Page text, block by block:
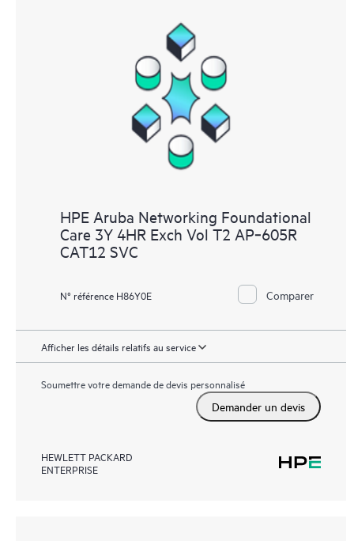
HPE Aruba Networking Foundational
Care 3Y 4HR Exch Vol T2 AP‑605R
CAT12 SVC
N° référence H86Y0E Comparer
Afficher les détails relatifs au service
Soumettre votre demande de devis personnalisé
Demander un devis
HEWLETT PACKARD
ENTERPRISE